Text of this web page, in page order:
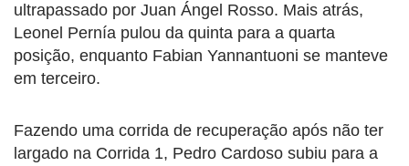
ultrapassado por Juan Ángel Rosso. Mais atrás,
Leonel Pernía pulou da quinta para a quarta
posição, enquanto Fabian Yannantuoni se manteve
em terceiro.
Fazendo uma corrida de recuperação após não ter
largado na Corrida 1, Pedro Cardoso subiu para a